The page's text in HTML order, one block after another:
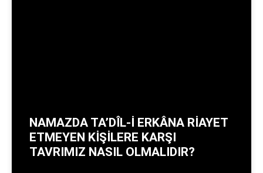
NAMAZDA TA’DÎL-İ ERKÂNA RİAYET
ETMEYEN KİŞİLERE KARŞI
TAVRIMIZ NASIL OLMALIDIR?